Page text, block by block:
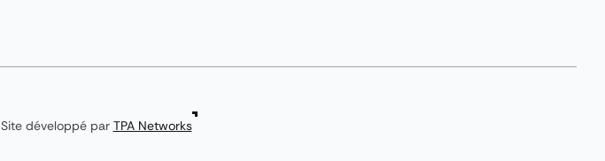
Site développé par TPA Networks